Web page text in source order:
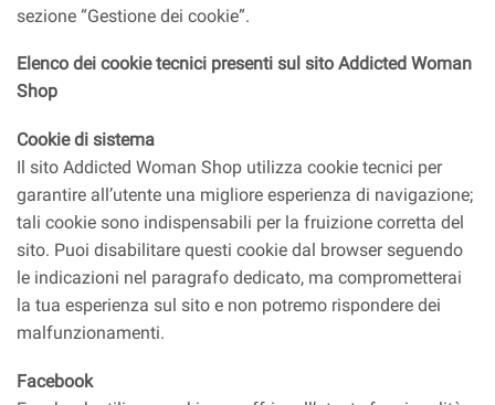
sezione “Gestione dei cookie”.
Elenco dei cookie tecnici presenti sul sito Addicted Woman
Shop
Cookie di sistema
Il sito Addicted Woman Shop utilizza cookie tecnici per
garantire all’utente una migliore esperienza di navigazione;
tali cookie sono indispensabili per la fruizione corretta del
sito. Puoi disabilitare questi cookie dal browser seguendo
le indicazioni nel paragrafo dedicato, ma comprometterai
la tua esperienza sul sito e non potremo rispondere dei
malfunzionamenti.
Facebook